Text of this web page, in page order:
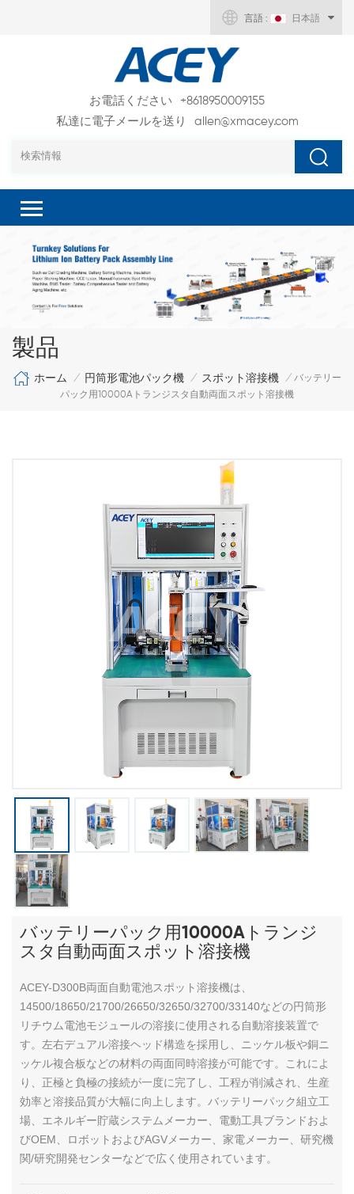
言語 : 日本語
お電話ください
+8618950009155
私達に電子メールを送り
allen@xmacey.com
製品
ホーム / 円筒形電池パック機 / スポット溶接機 / バッテリー
パック用10000Aトランジスタ自動両面スポット溶接機
バッテリーパック用10000Aトランジ
スタ自動両面スポット溶接機
ACEY-D300B両面自動電池スポット溶接機は、
14500/18650/21700/26650/32650/32700/33140などの円筒形
リチウム電池モジュールの溶接に使用される自動溶接装置で
す。左右デュアル溶接ヘッド構造を採用し、ニッケル板や銅ニ
ッケル複合板などの材料の両面同時溶接が可能です。これによ
り、正極と負極の接続が一度に完了し、工程が削減され、生産
効率と溶接品質が大幅に向上します。バッテリーパック組立工
場、エネルギー貯蔵システムメーカー、電動工具ブランドおよ
びOEM、ロボットおよびAGVメーカー、家電メーカー、研究機
関/研究開発センターなどで広く使用されています。